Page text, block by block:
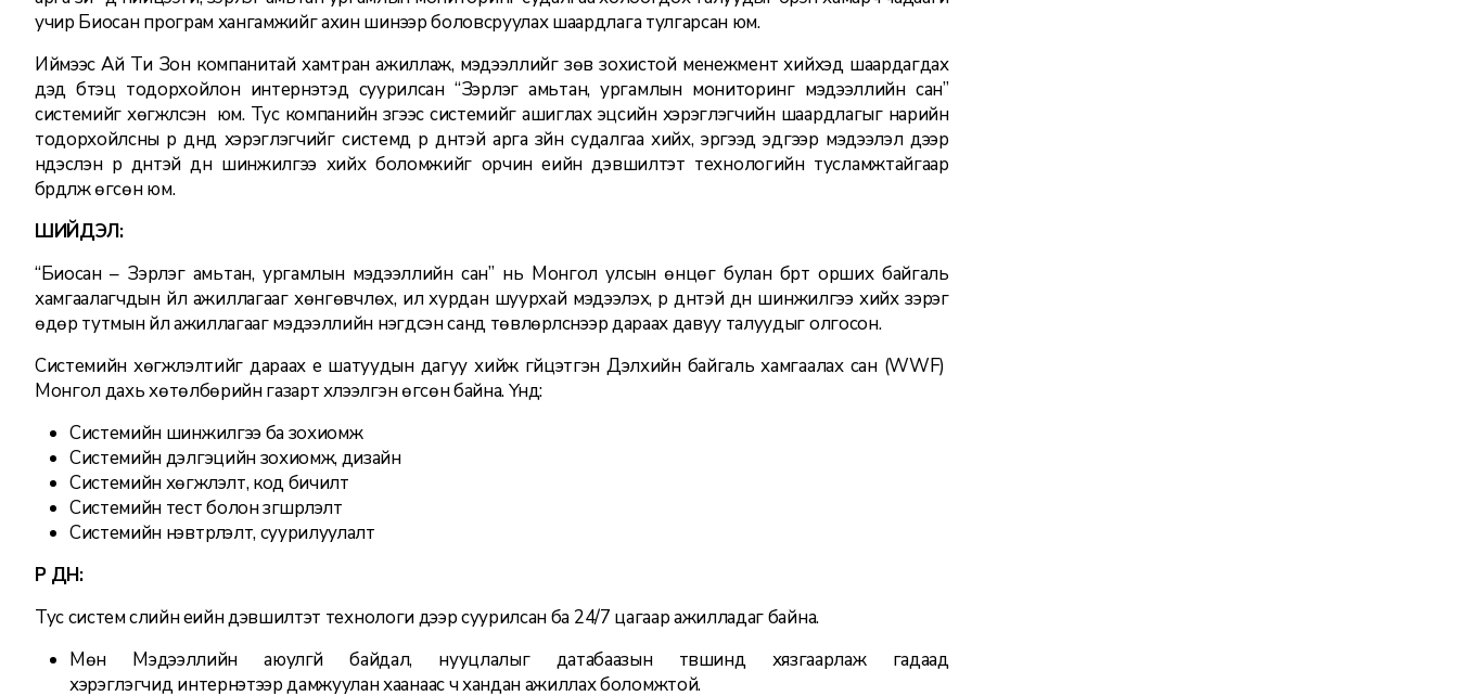
учир Биосан програм хангамжийг ахин шинээр боловсруулах шаардлага тулгарсан юм.
Иймээс Ай Ти Зон компанитай хамтран ажиллаж, мэдээллийг зөв зохистой менежмент хийхэд шаардагдах
дэд бүтэц тодорхойлон интернэтэд суурилсан “Зэрлэг амьтан, ургамлын мониторинг мэдээллийн сан”
системийг хөгжүүлсэн юм. Тус компанийн зүгээс системийг ашиглах эцсийн хэрэглэгчийн шаардлагыг нарийн
тодорхойлсны үр дүнд хэрэглэгчийг системд үр дүнтэй арга зүйн судалгаа хийх, эргээд эдгээр мэдээлэл дээр
үндэслэн үр дүнтэй дүн шинжилгээ хийх боломжийг орчин үеийн дэвшилтэт технологийн тусламжтайгаар
бүрдүүлж өгсөн юм.
ШИЙДЭЛ:
“Биосан – Зэрлэг амьтан, ургамлын мэдээллийн сан” нь Монгол улсын өнцөг булан бүрт орших байгаль
хамгаалагчдын үйл ажиллагааг хөнгөвчлөх, илүү хурдан шуурхай мэдээлэх, үр дүнтэй дүн шинжилгээ хийх зэрэг
өдөр тутмын үйл ажиллагааг мэдээллийн нэгдсэн санд төвлөрүүлснээр дараах давуу талуудыг олгосон.
Системийн хөгжүүлэлтийг дараах үе шатуудын дагуу хийж гүйцэтгэн Дэлхийн байгаль хамгаалах сан (WWF)
Монгол дахь хөтөлбөрийн газарт хүлээлгэн өгсөн байна. Үүнд:
Системийн шинжилгээ ба зохиомж
Системийн дэлгэцийн зохиомж, дизайн
Системийн хөгжүүлэлт, код бичилт
Системийн тест болон зүгшрүүлэлт
Системийн нэвтрүүлэлт, суурилуулалт
ҮР ДҮН:
Тус систем сүүлийн үеийн дэвшилтэт технологи дээр суурилсан ба 24/7 цагаар ажилладаг байна.
Мөн Мэдээллийн аюулгүй байдал, нууцлалыг датабаазын түвшинд хязгаарлаж гадаад
хэрэглэгчид интернэтээр дамжуулан хаанаас ч хандан ажиллах боломжтой.